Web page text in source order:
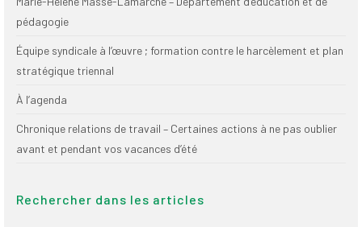
pédagogie
Équipe syndicale à l’œuvre ; formation contre le harcèlement et plan
stratégique triennal
À l’agenda
Chronique relations de travail – Certaines actions à ne pas oublier
avant et pendant vos vacances d’été
Rechercher dans les articles